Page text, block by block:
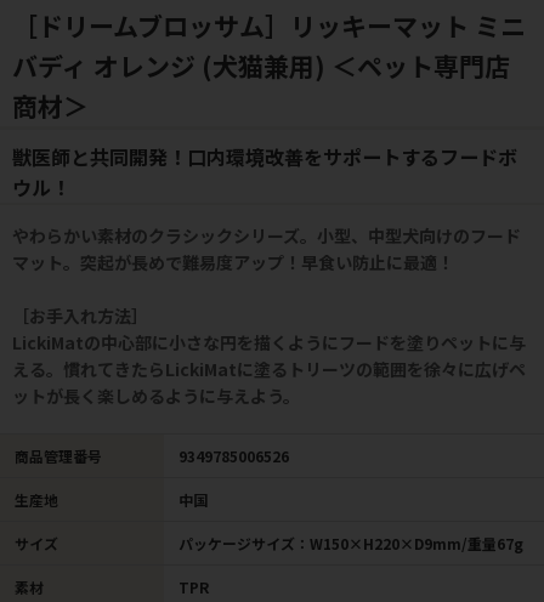
［ドリームブロッサム］リッキーマット ミニ
バディ オレンジ (犬猫兼用) ＜ペット専門店
商材＞
獣医師と共同開発！口内環境改善をサポートするフードボ
ウル！
やわらかい素材のクラシックシリーズ。小型、中型犬向けのフード
マット。突起が長めで難易度アップ！早食い防止に最適！
［お手入れ方法］
LickiMatの中心部に小さな円を描くようにフードを塗りペットに与
える。慣れてきたらLickiMatに塗るトリーツの範囲を徐々に広げペ
ットが長く楽しめるように与えよう。
商品管理番号 9349785006526
生産地 中国
サイズ パッケージサイズ：W150×H220×D9mm/重量67g
素材 TPR